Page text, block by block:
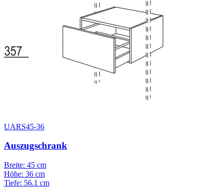
UARS45-36
Auszugschrank
Breite: 45 cm
Höhe: 36 cm
Tiefe: 56.1 cm